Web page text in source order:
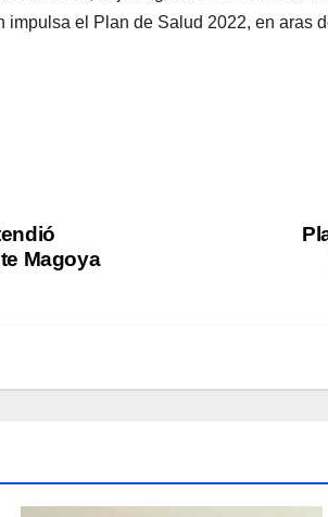
impulsa el Plan de Salud 2022, en aras
Magoya